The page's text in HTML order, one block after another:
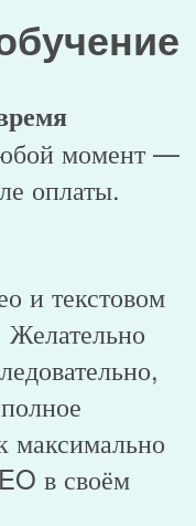
момент —
оплаты.
и текстовом
максимально
в своём